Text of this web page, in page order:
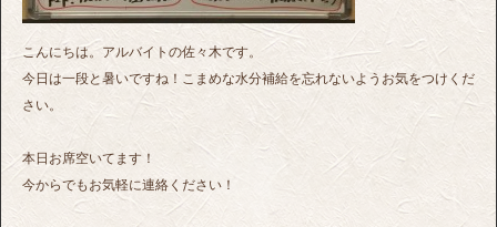
こんにちは。アルバイトの佐々木です。
今日は一段と暑いですね！こまめな水分補給を忘れないようお気をつけくだ
さい。
本日お席空いてます！
今からでもお気軽に連絡ください！